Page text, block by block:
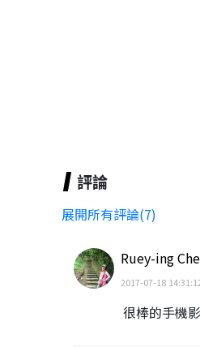
評論
展開所有評論(7)
Ruey-ing
2017-07-18
很棒的手機